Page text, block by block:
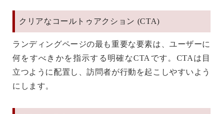
クリアなコールトゥアクション (CTA)
ランディングページの最も重要な要素は、ユーザーに
何をすべきかを指示する明確なCTAです。CTAは目
立つように配置し、訪問者が行動を起こしやすいよう
にします。